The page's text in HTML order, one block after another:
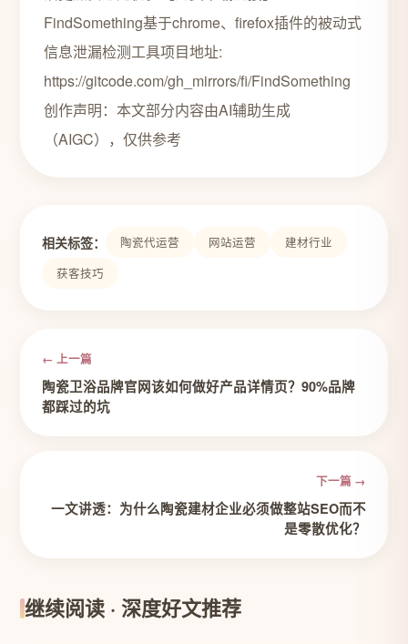
FindSomething基于chrome、firefox插件的被动式
信息泄漏检测工具项目地址:
https://gitcode.com/gh_mirrors/fi/FindSomething
创作声明：本文部分内容由AI辅助生成
（AIGC），仅供参考
相关标签： 陶瓷代运营 网站运营
建材行业
获客技巧
← 上一篇
陶瓷卫浴品牌官网该如何做好产品详情页？90%品牌
都踩过的坑
下一篇 →
一文讲透：为什么陶瓷建材企业必须做整站SEO而不
是零散优化？
继续阅读 · 深度好文推荐